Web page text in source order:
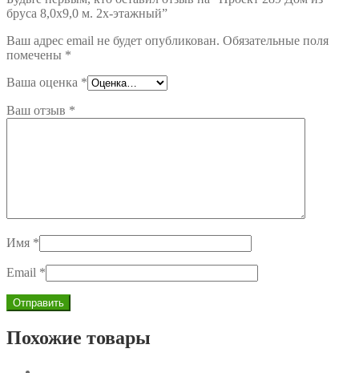
бруса 8,0х9,0 м. 2х-этажный”
Ваш адрес email не будет опубликован. Обязательные поля
помечены *
Ваша оценка *
Ваш отзыв *
Имя *
Email *
Похожие товары